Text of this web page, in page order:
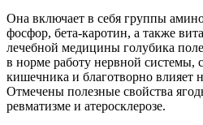
Она включает в себя группы
фосфор, бета-каротин, а также
лечебной медицины голубика
в норме работу нервной системы,
кишечника и благотворно влияет
Отмечены полезные свойства
ревматизме и атеросклерозе.